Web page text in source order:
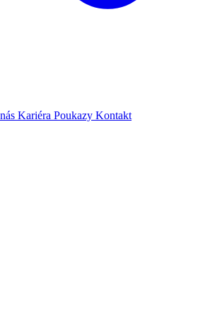
Kariéra Poukazy Kontakt